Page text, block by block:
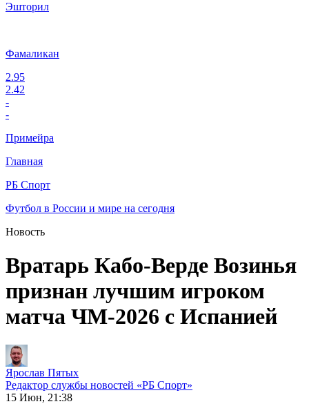
Эшторил
Фамаликан
2.95
2.42
-
-
Примейра
Главная
РБ Спорт
Футбол в России и мире на сегодня
Новость
Вратарь Кабо‑Верде Возинья
признан лучшим игроком
матча ЧМ‑2026 с Испанией
Ярослав Пятых
Редактор службы новостей «РБ Спорт»
15 Июн, 21:38